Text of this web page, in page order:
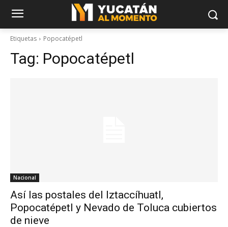
Etiquetas Popocatépetl
Tag: Popocatépetl
Nacional
Así las postales del Iztaccíhuatl,
Popocatépetl y Nevado de Toluca cubiertos
de nieve